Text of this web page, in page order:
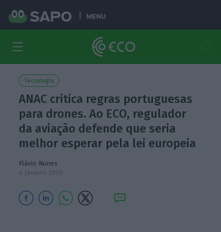
MENU
Tecnologia
ANAC critica regras portuguesas
para drones. Ao ECO, regulador
da aviação defende que seria
melhor esperar pela lei europeia
Flávio Nunes
4 Janeiro 2019